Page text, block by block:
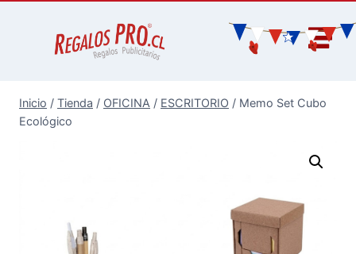
Inicio / Tienda / OFICINA / ESCRITORIO / Memo Set Cubo
Ecológico